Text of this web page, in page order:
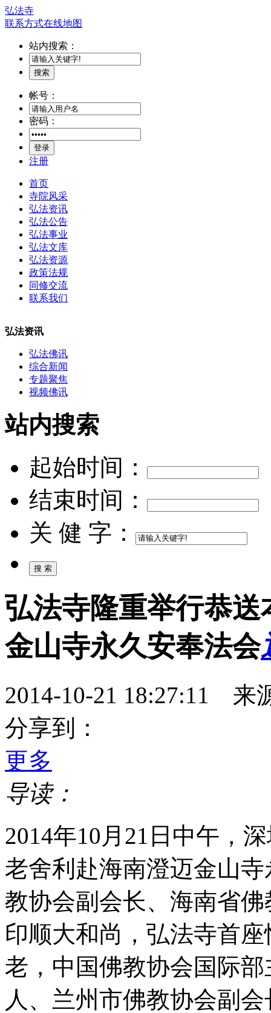
弘法寺
联系方式在线地图
站内搜索：
搜索
帐号：
密码：
登录
注册
首页
寺院风采
弘法资讯
弘法公告
弘法事业
弘法文库
弘法资源
政策法规
同修交流
联系我们
弘法资讯
弘法佛讯
综合新闻
专题聚焦
视频佛讯
站内搜索
起始时间：
结束时间：
关 健 字：
弘法寺隆重举行恭
金山寺永久安奉法会
2014-10-21 18:27:11
分享到：
更多
导读：
2014年10月21日中午，
老舍利赴海南澄迈金山
教协会副会长、海南省
印顺大和尚，弘法寺首
老，中国佛教协会国际
人、兰州市佛教协会副